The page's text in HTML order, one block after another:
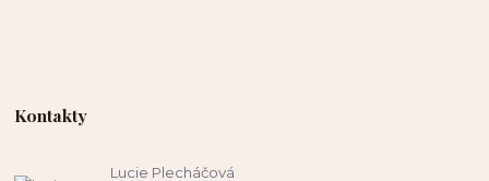
Kontakty
Lucie Plecháčová